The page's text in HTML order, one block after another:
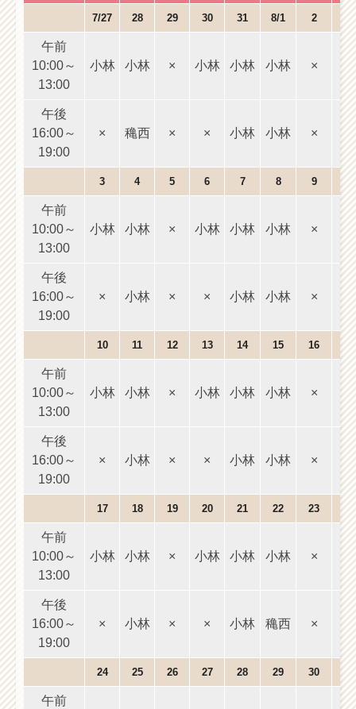
7/27 28 29 30 31 8/1 2
午前
10:00～
13:00
小林 小林 × 小林 小林 小林 ×
午後
16:00～
19:00
× 穐西 × × 小林 小林 ×
3 4 5 6 7 8 9
午前
10:00～
13:00
小林 小林 × 小林 小林 小林 ×
午後
16:00～
19:00
× 小林 × × 小林 小林 ×
10 11 12 13 14 15 16
午前
10:00～
13:00
小林 小林 × 小林 小林 小林 ×
午後
16:00～
19:00
× 小林 × × 小林 小林 ×
17 18 19 20 21 22 23
午前
10:00～
13:00
小林 小林 × 小林 小林 小林 ×
午後
16:00～
19:00
× 小林 × × 小林 穐西 ×
24 25 26 27 28 29 30
午前